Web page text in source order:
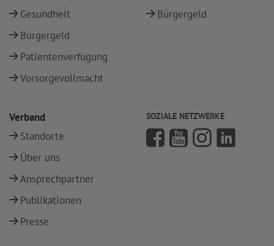
Gesundheit
Bürgergeld
Patientenverfügung
Vorsorgevollmacht
Bürgergeld
Verband
Standorte
Über uns
Ansprechpartner
Publikationen
Presse
SOZIALE NETZWERKE